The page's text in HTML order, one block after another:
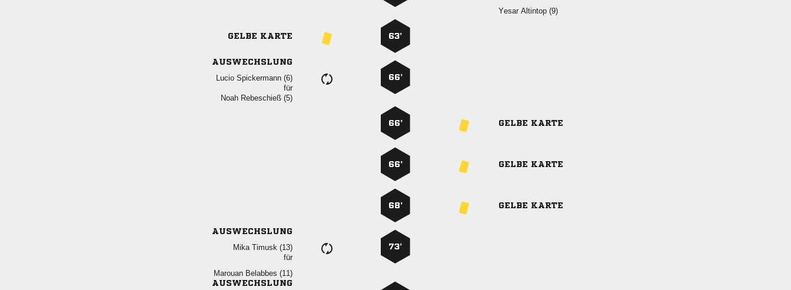
  
GELBE KARTE 63’
AUSWECHSLUNG
  
für
  
66’
66’ GELBE KARTE
66’ GELBE KARTE
68’ GELBE KARTE
AUSWECHSLUNG
  
für
  
73’
AUSWECHSLUNG